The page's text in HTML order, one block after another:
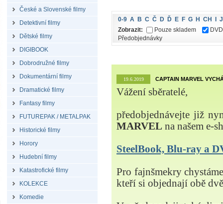
České a Slovenské filmy
Detektivní filmy
Dětské filmy
DIGIBOOK
Dobrodružné filmy
Dokumentární filmy
Dramatické filmy
Fantasy filmy
FUTUREPAK / METALPAK
Historické filmy
Horory
Hudební filmy
Katastrofické filmy
KOLEKCE
Komedie
0-9 A B C Č D Ď E F G H CH
J
Zobrazit:
Pouze skladem
DVD
Předobjednávky
19.6.2019 CAPTAIN MARVEL
Vážení sběratelé,
předobjednávejte již
MARVEL na našem e-
SteelBook, Blu-ray a
Pro fajnšmekry
kteří si objednají obě